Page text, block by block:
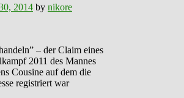
2014 by nikore
– der Claim eines
2011 des Mannes
Cousine auf dem die
registriert war